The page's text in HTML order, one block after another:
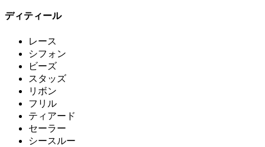
ディティール
レース
シフォン
ビーズ
スタッズ
リボン
フリル
ティアード
セーラー
シースルー